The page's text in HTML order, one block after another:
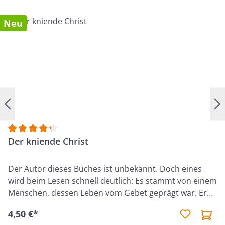
Gebetsleben lähmen, und lenkt den Blick auf
den großen Gott, der all unsere Anbetung und
Neu
Durchschnittliche Bewertung von 4.33 von 5 Sternen
Der kniende Christ
Der Autor dieses Buches ist unbekannt. Doch eines
wird beim Lesen schnell deutlich: Es stammt von einem
Menschen, dessen Leben vom Gebet geprägt war. Er
der Erde besitzt - und dass er diese Macht einsetzt, um
4,50 €*